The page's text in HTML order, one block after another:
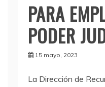
PARA
PODER
15 mayo, 2023
La Dirección de